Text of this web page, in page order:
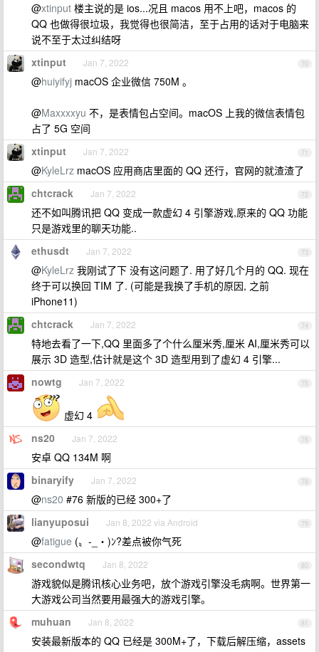
@xtinput 楼主说的是 ios...况且 macos 用不上吧，macos 的
QQ 也做得很垃圾，我觉得也很简洁，至于占用的话对于电脑来
说不至于太过纠结呀
70
xtinput Jan 7, 2022
@huiyifyj macOS 企业微信 750M 。
@Maxxxxyu 不，是表情包占空间。macOS 上我的微信表情包
占了 5G 空间
71
xtinput Jan 7, 2022
@KyleLrz macOS 应用商店里面的 QQ 还行，官网的就渣渣了
72
chtcrack Jan 7, 2022
还不如叫腾讯把 QQ 变成一款虚幻 4 引擎游戏,原来的 QQ 功能
只是游戏里的聊天功能..
73
ethusdt Jan 7, 2022
@KyleLrz 我刚试了下 没有这问题了. 用了好几个月的 QQ. 现在
终于可以换回 TIM 了. (可能是我换了手机的原因, 之前
iPhone11)
74
chtcrack Jan 7, 2022
特地去看了一下,QQ 里面多了个什么厘米秀,厘米 AI,厘米秀可以
展示 3D 造型,估计就是这个 3D 造型用到了虚幻 4 引擎...
75
nowtg Jan 7, 2022
虚幻 4
76
ns20 Jan 7, 2022
安卓 QQ 134M 啊
78
binaryify Jan 7, 2022
@ns20 #76 新版的已经 300+了
79
lianyuposui Jan 8, 2022 via Android
@fatigue (〟-_・)ﾝ?差点被你气死
80
secondwtq Jan 8, 2022
游戏貌似是腾讯核心业务吧，放个游戏引擎没毛病啊。世界第一
大游戏公司当然要用最强大的游戏引擎。
81
muhuan Jan 8, 2022
安装最新版本的 QQ 已经是 300M+了，下载后解压缩，assets